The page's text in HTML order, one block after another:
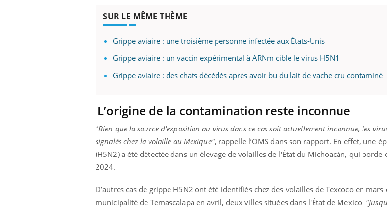
SUR LE MÊME THÈME
Grippe aviaire : une troisième personne infectée aux États-Unis
Grippe aviaire : un vaccin expérimental à ARNm cible le virus H5N1
Grippe aviaire : des chats décédés après avoir bu du lait de vache cru contaminé
L’origine de la contamination reste inconnue
"Bien que la source d'exposition au virus dans ce cas soit actuellement inconnue, les
signalés chez la volaille au Mexique", rappelle l’OMS dans son rapport. En effet, une
(H5N2) a été détectée dans un élevage de volailles de l'État du Michoacán, qui borde
2024.
D’autres cas de grippe H5N2 ont été identifiés chez des volailles de Texcoco en mars
municipalité de Temascalapa en avril, deux villes situées dans l'État de Mexico.